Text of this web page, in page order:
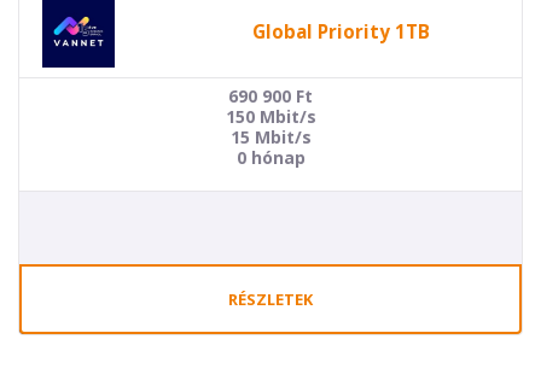
Global Priority 1TB
690 900 Ft
150 Mbit/s
15 Mbit/s
0 hónap
RÉSZLETEK